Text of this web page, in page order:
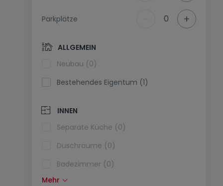
Parkplätze 0 +
ALLGEMEIN
Neubau (0)
Bestehendes Eigentum (1)
INNEN
Separate Küche (0)
Duschräume (0)
Badezimmer (0)
Einbauküche (0)
Mehr